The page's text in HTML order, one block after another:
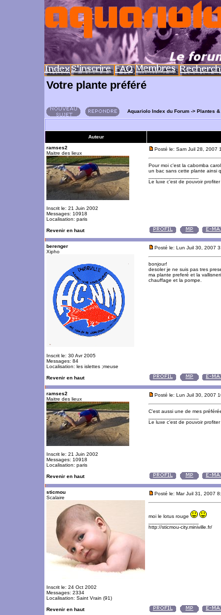
Votre plante préféré
Aquariolo Index du Forum -> Plantes
Auteur
ramses2
Maitre des lieux
Inscrit le: 21 Juin 2002
Messages: 10918
Localisation: paris
Posté le: Sam Juil 28, 2007
Pour moi c'est la cabomba
un bac sans cette plante ainsi
Le luxe c'est de pouvoir
Revenir en haut
berenger
Xipho
Inscrit le: 30 Avr 2005
Messages: 84
Localisation: les islettes ;meuse
Posté le: Lun Juil 30, 2007
bonjour!
desoler je ne suis pas tres
ma plante preferé et la
chauffage et la pompe.
Revenir en haut
ramses2
Maitre des lieux
Inscrit le: 21 Juin 2002
Messages: 10918
Localisation: paris
Posté le: Lun Juil 30, 2007
C'est aussi une de mes
Le luxe c'est de pouvoir
Revenir en haut
sticmou
Scalaire
Inscrit le: 24 Oct 2002
Messages: 2334
Localisation: Saint Vrain (91)
Posté le: Mar Juil 31, 2007
moi le lotus rouge
http://sticmou-city.miniville.fr/
Revenir en haut